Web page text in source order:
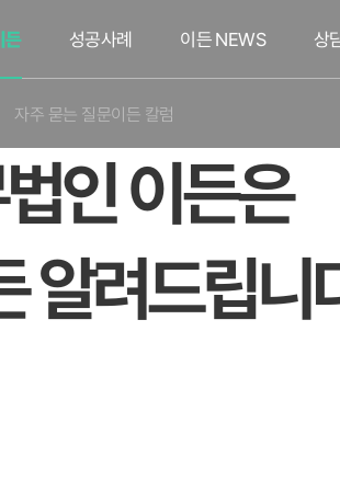
든
자주 묻는 질문이든 칼럼
성공사례 이든 NEWS 상
인 이든은
알려드립니